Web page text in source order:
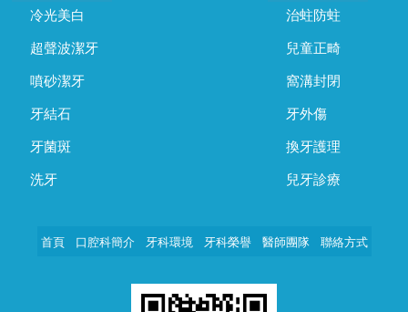
冷光美白
超聲波潔牙
噴砂潔牙
牙結石
牙菌斑
洗牙
治蛀防蛀
兒童正畸
窩溝封閉
牙外傷
換牙護理
兒牙診療
首頁 口腔科簡介 牙科環境 牙科榮譽 醫師團隊 聯絡方式